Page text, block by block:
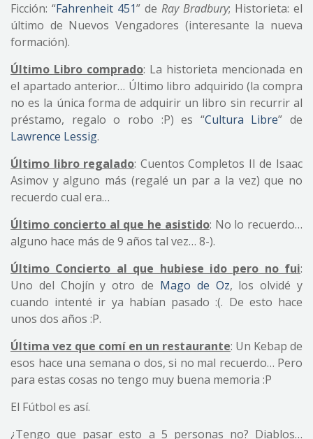
Ficción: “Fahrenheit 451” de Ray Bradbury; Historieta: el
último de Nuevos Vengadores (interesante la nueva
formación).
Último Libro comprado: La historieta mencionada en
el apartado anterior… Último libro adquirido (la compra
no es la única forma de adquirir un libro sin recurrir al
préstamo, regalo o robo :P) es “Cultura Libre” de
Lawrence Lessig.
Último libro regalado: Cuentos Completos II de Isaac
Asimov y alguno más (regalé un par a la vez) que no
recuerdo cual era…
Último concierto al que he asistido: No lo recuerdo…
alguno hace más de 9 años tal vez… 8-).
Último Concierto al que hubiese ido pero no fui:
Uno del Chojín y otro de Mago de Oz, los olvidé y
cuando intenté ir ya habían pasado :(. De esto hace
unos dos años :P.
Última vez que comí en un restaurante: Un Kebap de
esos hace una semana o dos, si no mal recuerdo… Pero
para estas cosas no tengo muy buena memoria :P
El Fútbol es así.
¿Tengo que pasar esto a 5 personas no? Diablos…